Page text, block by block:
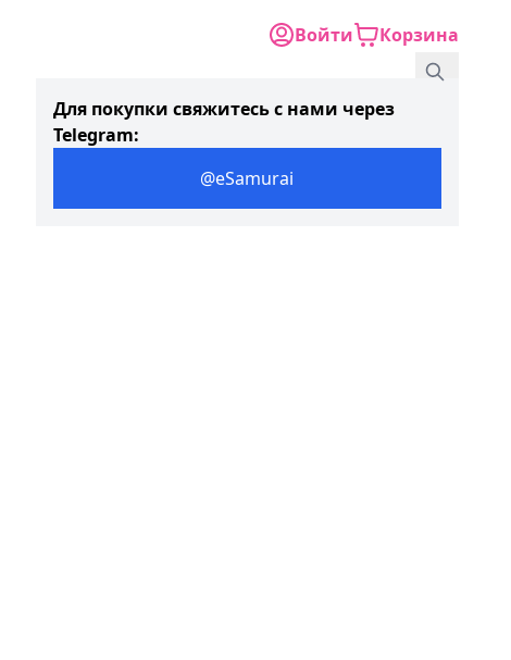
Войти Корзина
Для покупки свяжитесь с нами через
Telegram:
@eSamurai